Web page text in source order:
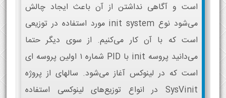
است و آگاهی نداشتن از آن باعث ایجاد چالش
می‌شود نوع init system مورد استفاده در توزیعی
است که با آن کار می‌کنیم. از سوی دیگر حتما
می‌دانید پروسه init با PID شماره ۱ اولین پروسه ای
است که در لینوکس آغاز می‌شود. سالهای از پروژه
SysVinit در انواع توزیع‌های لینوکسی استفاده